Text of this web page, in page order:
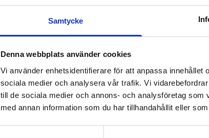
Samtycke
Denna webbplats använder cookies
Vi använder enhetsidentifierare för att anpassa
sociala medier och analysera vår trafik. Vi
till de sociala medier och annons- och analysföretag
med annan information som du har tillhandahållit eller